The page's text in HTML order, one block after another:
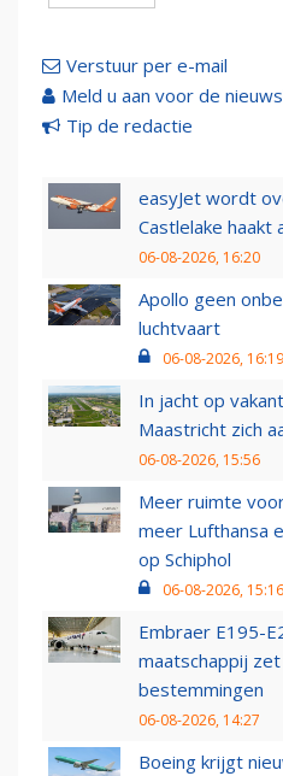
Verstuur per e-mail
Meld u aan voor de
Tip de redactie
easyJet wordt
Castlelake haakt
06-08-2026, 16:20
Apollo geen
luchtvaart
06-08-2026, 16:19
In jacht op
Maastricht zich
06-08-2026, 15:56
Meer ruimte
meer Lufthansa
op Schiphol
06-08-2026, 15:16
Embraer E195-
maatschappij
bestemmingen
06-08-2026, 14:27
Boeing krijgt